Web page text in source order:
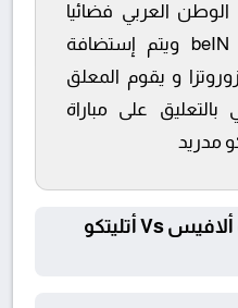
الوطن العربي فضائيا
على قناة beIN SPORTS 3 ويتم إستضافة
و يقوم المعلق
على مباراة
مدريد
بطاقة المباراة ديبورتيفو ألافيس Vs أتليتكو